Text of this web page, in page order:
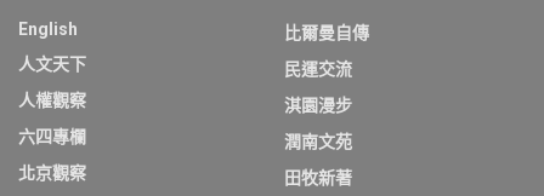
English
人文天下
人權觀察
六四專欄
北京觀察
比爾曼自傳
民運交流
淇園漫步
潤南文苑
田牧新著